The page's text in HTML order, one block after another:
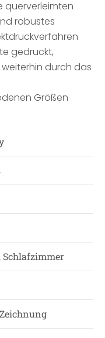
querverleimten
robustes
gedruckt,
durch das
Größen